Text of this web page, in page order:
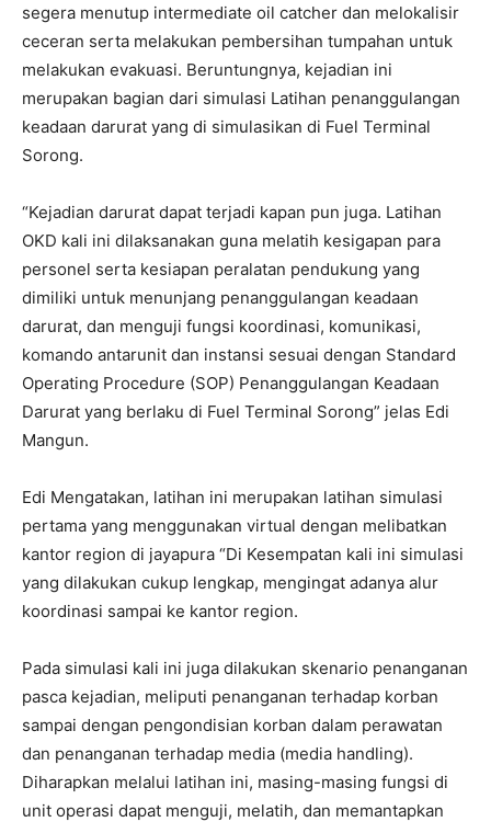
segera menutup intermediate oil catcher dan melokalisir
ceceran serta melakukan pembersihan tumpahan untuk
melakukan evakuasi. Beruntungnya, kejadian ini
merupakan bagian dari simulasi Latihan penanggulangan
keadaan darurat yang di simulasikan di Fuel Terminal
Sorong.
“Kejadian darurat dapat terjadi kapan pun juga. Latihan
OKD kali ini dilaksanakan guna melatih kesigapan para
personel serta kesiapan peralatan pendukung yang
dimiliki untuk menunjang penanggulangan keadaan
darurat, dan menguji fungsi koordinasi, komunikasi,
komando antarunit dan instansi sesuai dengan Standard
Operating Procedure (SOP) Penanggulangan Keadaan
Darurat yang berlaku di Fuel Terminal Sorong” jelas Edi
Mangun.
Edi Mengatakan, latihan ini merupakan latihan simulasi
pertama yang menggunakan virtual dengan melibatkan
kantor region di jayapura “Di Kesempatan kali ini simulasi
yang dilakukan cukup lengkap, mengingat adanya alur
koordinasi sampai ke kantor region.
Pada simulasi kali ini juga dilakukan skenario penanganan
pasca kejadian, meliputi penanganan terhadap korban
sampai dengan pengondisian korban dalam perawatan
dan penanganan terhadap media (media handling).
Diharapkan melalui latihan ini, masing-masing fungsi di
unit operasi dapat menguji, melatih, dan memantapkan